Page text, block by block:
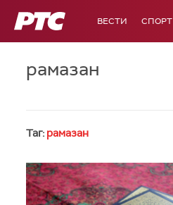
РТС ВЕСТИ СПОРТ
рамазан
Таг: рамазан